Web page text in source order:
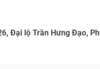
Đại lộ Trần Hưng Đạo,